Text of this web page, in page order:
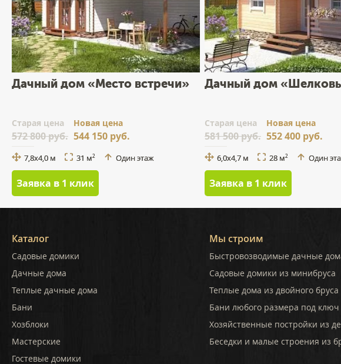
Дачный дом «Место встречи»
Cтарая цена
572 800 руб.
Новая цена
544 150 руб.
7,8х4,0 м 31 м2 Один этаж
Заявка в 1 клик
Дачный дом
Cтарая цена
581 500 руб.
Новая цена
552 400 руб.
6,0x4,7 м 28 м2 Один
Заявка в 1 клик
Каталог
Садовые домики
Дачные дома
Теплые дачные дома
Бани
Хозблоки
Мастерские
Гостевые домики
Мы строим
Быстровозводимые дачные
Садовые домики из минибруса
Теплые дома из двойного бруса
Бани любого размера под ключ
Хозяйственные постройки из
Беседки и малые строения из